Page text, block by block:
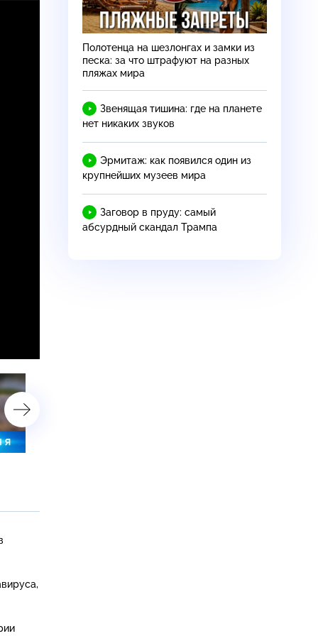
Полотенца на шезлонгах и замки из
песка: за что штрафуют на разных
пляжах мира
Звенящая тишина: где на планете
нет никаких звуков
Эрмитаж: как появился один из
крупнейших музеев мира
Заговор в пруду: самый
абсурдный скандал Трампа